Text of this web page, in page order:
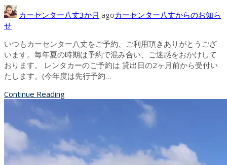
カーセンター八丈3か月 agoカーセンター八丈からのお知ら
せ
いつもカーセンター八丈をご予約、ご利用頂きありがとうござ
います。毎年夏の時期は予約で混み合い、ご迷惑をおかけして
おります。 レンタカーのご予約は 貸出日の2ヶ月前から受付い
たします。(今年度は先行予約…
Continue Reading